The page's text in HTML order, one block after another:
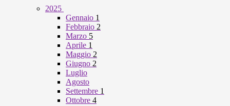
2025
Gennaio 1
Febbraio 2
Marzo 5
Aprile 1
Maggio 2
Giugno 2
Luglio
Agosto
Settembre 1
Ottobre 4